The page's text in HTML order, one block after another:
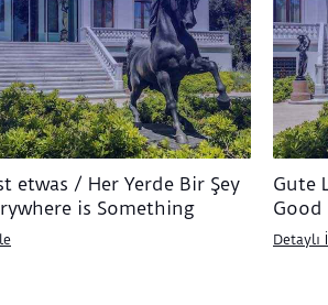
etwas / Her Yerde Bir Şey
is Something
Gute
Good
Detaylı